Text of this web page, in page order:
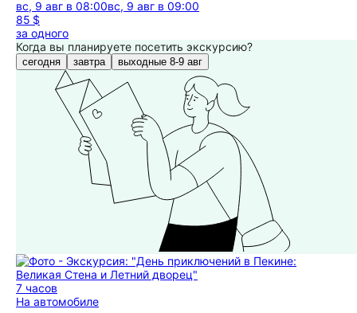
вс, 9 авг в 08:00вс, 9 авг в 09:00
85 $
за одного
Когда вы планируете посетить экскурсию?
сегодня завтра выходные 8-9 авг
7 часов
На автомобиле